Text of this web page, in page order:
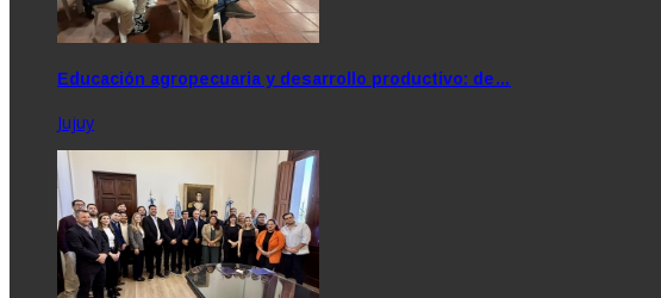
Educación agropecuaria y desarrollo productivo: de…
Jujuy